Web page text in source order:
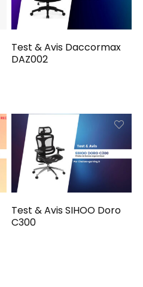
Test & Avis Daccormax
DAZ002
Test & Avis SIHOO Doro
C300